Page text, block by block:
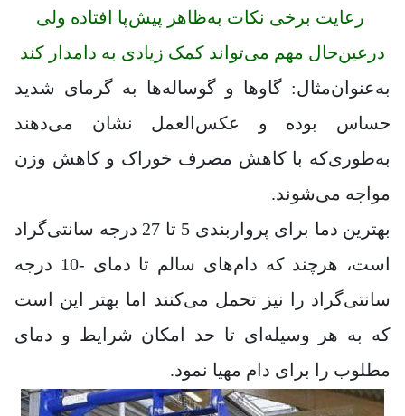
رعایت برخی نکات به‌ظاهر پیش‌پا افتاده ولی
درعین‌حال مهم می‌تواند کمک زیادی به دامدار کند
به‌عنوان‌مثال: گاوها و گوساله‌ها به گرمای شدید
حساس بوده و عکس‌العمل نشان می‌دهند
به‌طوری‌که با کاهش مصرف خوراک و کاهش وزن
مواجه می‌شوند.
بهترین دما برای پرواربندی 5 تا 27 درجه سانتی‌گراد
است، هرچند که دام‌های سالم تا دمای -10 درجه
سانتی‌گراد را نیز تحمل می‌کنند اما بهتر این است
که به هر وسیله‌ای تا حد امکان شرایط و دمای
مطلوب را برای دام مهیا نمود.